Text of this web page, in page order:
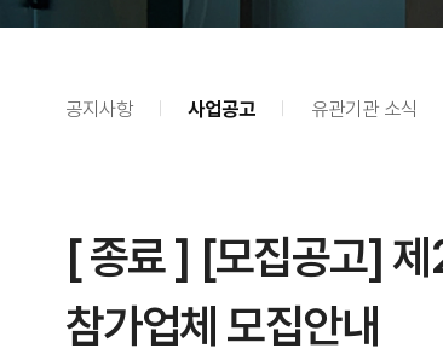
공지사항 사업공고 유관기관 소식
[ 종료 ] [모집공고]
참가업체 모집안내